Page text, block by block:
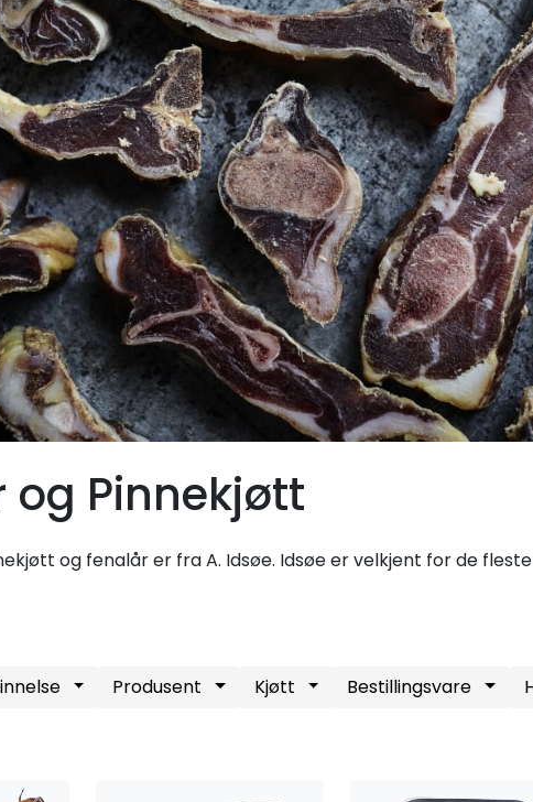
og Pinnekjøtt
og fenalår er fra A. Idsøe. Idsøe er velkjent for de
Produsent Kjøtt Bestillingsvare